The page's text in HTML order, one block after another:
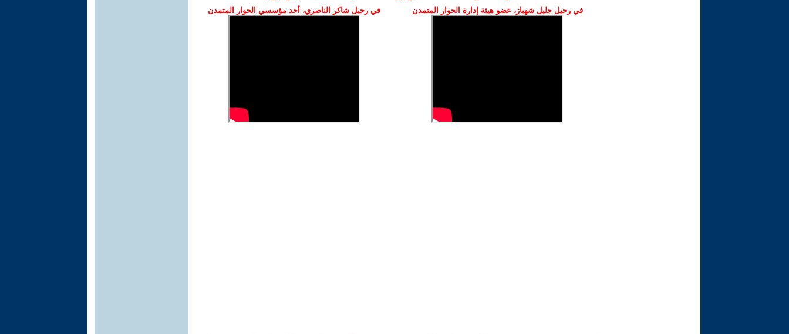
في رحيل جليل شهباز، عضو هيئة إدارة الحوار المتمدن في رحيل شاكر الناصري، أحد مؤسسي الحوار المتمدن